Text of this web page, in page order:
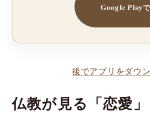
Google Play
後でアプリをダウ
仏教が見る「恋愛